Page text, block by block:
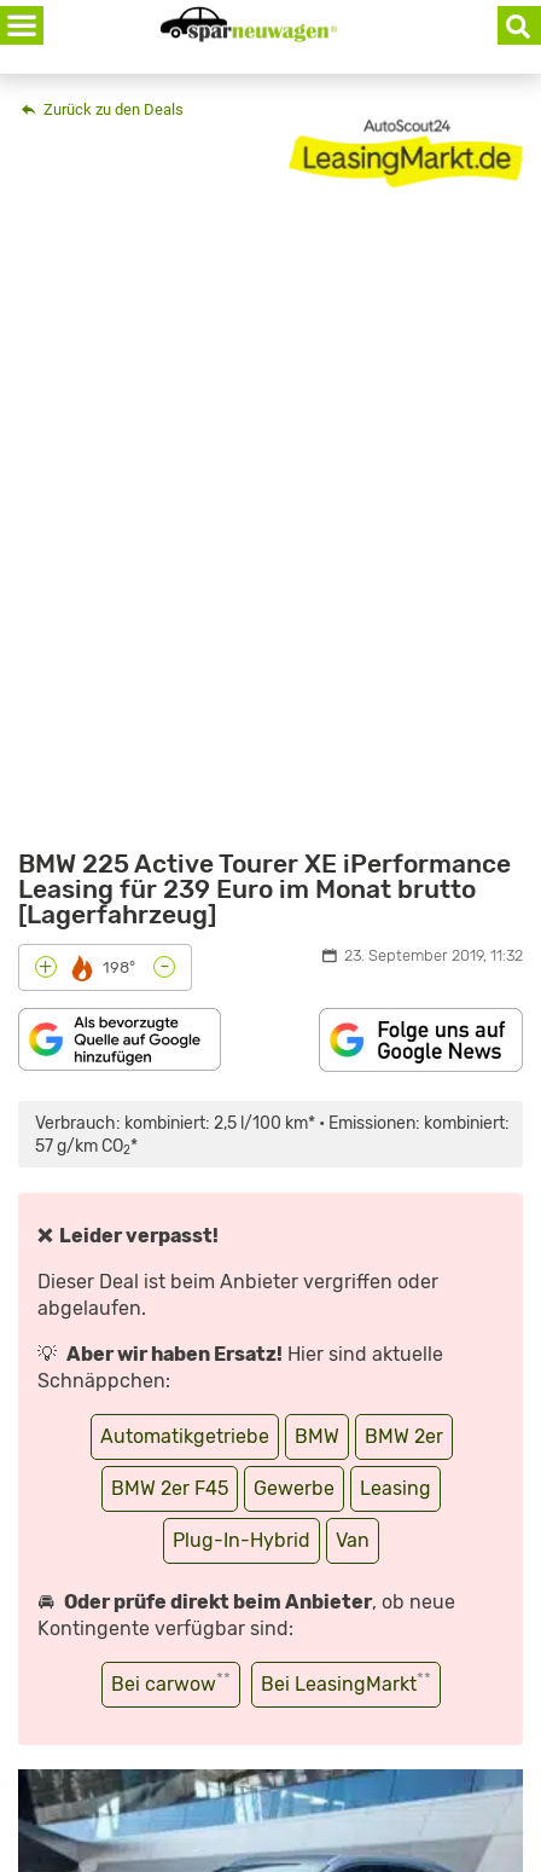
Skip
to
content
Zurück zu den Deals
BMW 225 Active Tourer XE iPerformance
Leasing für 239 Euro im Monat brutto
[Lagerfahrzeug]
+ 198° - 23. September 2019, 11:32
Verbrauch: kombiniert: 2,5 l/100 km* • Emissionen: kombiniert:
57 g/km CO2*
❌ Leider verpasst!
Dieser Deal ist beim Anbieter vergriffen oder
abgelaufen.
💡 Aber wir haben Ersatz! Hier sind aktuelle
Schnäppchen:
Automatikgetriebe BMW BMW 2er
BMW 2er F45 Gewerbe Leasing
Plug-In-Hybrid Van
🚘 Oder prüfe direkt beim Anbieter, ob neue
Kontingente verfügbar sind:
Bei carwow** Bei LeasingMarkt**
MAPS.GOOGLE.DE
ANZEIGEN
TESTFAHRT
MIT
DEM
AUSGESETZT“
VON
ANZEIGEN